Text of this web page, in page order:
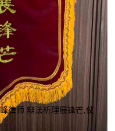
律师 辩法析理展锋芒,仗